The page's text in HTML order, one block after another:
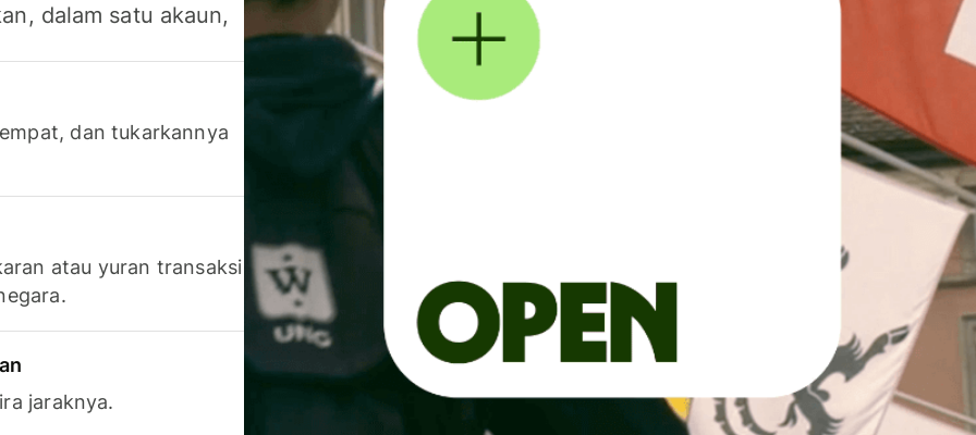
dalam satu akaun,
dan tukarkannya
atau yuran transaksi
jaraknya.